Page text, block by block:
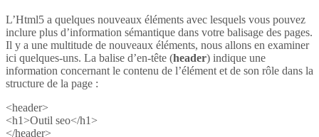
L’Html5 a quelques nouveaux éléments avec lesquels vous pouvez
inclure plus d’information sémantique dans votre balisage des pages.
Il y a une multitude de nouveaux éléments, nous allons en examiner
ici quelques-uns. La balise d’en-tête (header) indique une
information concernant le contenu de l’élément et de son rôle dans la
structure de la page :
<header>
<h1>Outil seo</h1>
</header>